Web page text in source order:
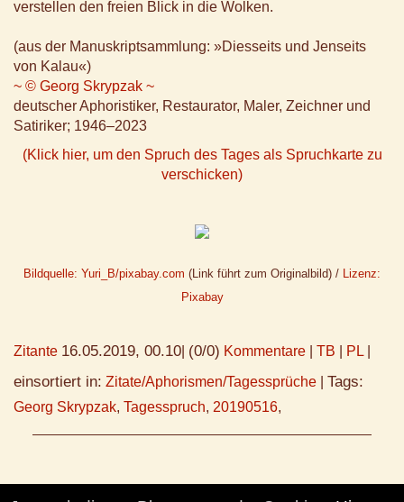
verstellen den freien Blick in die Wolken.
(aus der Manuskriptsammlung: »Diesseits und Jenseits
von Kalau«)
~ © Georg Skrypzak ~
deutscher Aphoristiker, Restaurator, Maler, Zeichner und
Satiriker; 1946–2023
(Klick hier, um den Spruch des Tages als Spruchkarte zu
verschicken)
Bildquelle: Yuri_B/pixabay.com (Link führt zum Originalbild) / Lizenz:
Pixabay
Zitante 16.05.2019, 00.10 (0/0) Kommentare TB PL
einsortiert in: Zitate/Aphorismen/Tagessprüche Tags:
Georg Skrypzak, Tagesspruch, 20190516,